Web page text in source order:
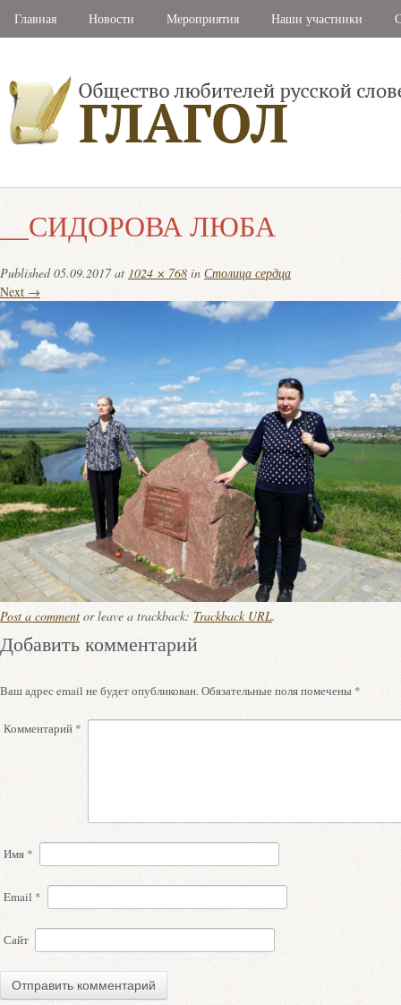
Главная Новости Мероприятия Наши участники
__СИДОРОВА ЛЮБА
Published05.09.2017at 1024 × 768 in Столица сердца
Next →
Post a comment or leave a trackback: Trackback URL.
Добавить комментарий
Ваш адрес email не будет опубликован.Обязательные поля помечены *
Комментарий *
Имя *
Email *
Сайт